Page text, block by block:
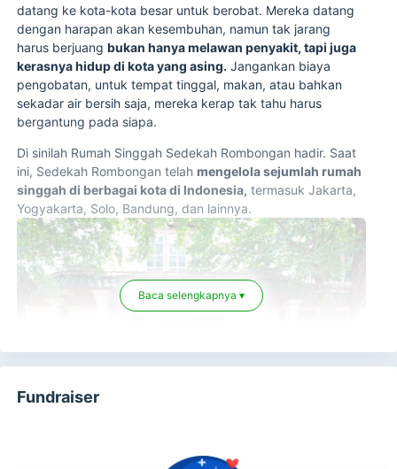
datang ke kota-kota besar untuk berobat. Mereka datang
dengan harapan akan kesembuhan, namun tak jarang
harus berjuangbukan hanya melawan penyakit, tapi juga
kerasnya hidup di kota yang asing. Jangankan biaya
pengobatan, untuk tempat tinggal, makan, atau bahkan
sekadar air bersih saja, mereka kerap tak tahu harus
bergantung pada siapa.
Di sinilah Rumah Singgah Sedekah Rombongan hadir. Saat
ini, Sedekah Rombongan telahmengelola sejumlah rumah
singgah di berbagai kota di Indonesia, termasuk Jakarta,
Yogyakarta, Solo, Bandung, dan lainnya.
Baca selengkapnya ▾
Fundraiser